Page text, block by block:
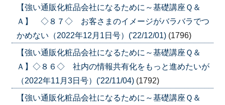
【強い通販化粧品会社になるために～基礎講座Ｑ＆
Ａ】 ◇８７◇ お客さまのイメージがバラバラでつ
かめない（2022年12月1日号）('22/12/01) (1796)
【強い通販化粧品会社になるために～基礎講座Ｑ＆
Ａ】◇８６◇ 社内の情報共有化をもっと進めたいが
（2022年11月3日号）('22/11/04) (1792)
【強い通販化粧品会社になるために～基礎講座Ｑ＆